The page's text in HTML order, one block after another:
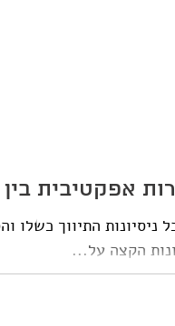
אפקטיבית
הקצה על...